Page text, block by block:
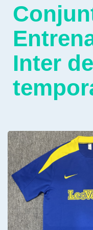
Inter